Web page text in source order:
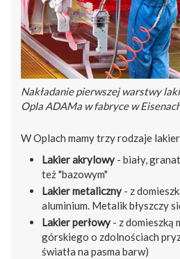
Nakładanie pierwszej warstwy
Opla ADAMa w fabryce w
W Oplach mamy trzy rodzaje
Lakier akrylowy- biały,
też "bazowym"
Lakier metaliczny- z
aluminium. Metalik błyszczy
Lakier perłowy- z domieszką
górskiego o zdolnościach
światła na pasma barw)